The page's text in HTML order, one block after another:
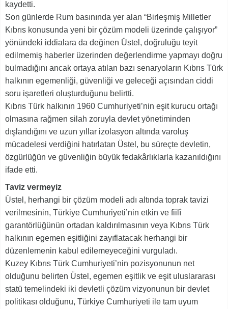
kaydetti.
Son günlerde Rum basınında yer alan “Birleşmiş Milletler
Kıbrıs konusunda yeni bir çözüm modeli üzerinde çalışıyor”
yönündeki iddialara da değinen Üstel, doğruluğu teyit
edilmemiş haberler üzerinden değerlendirme yapmayı doğru
bulmadığını ancak ortaya atılan bazı senaryoların Kıbrıs Türk
halkının egemenliği, güvenliği ve geleceği açısından ciddi
soru işaretleri oluşturduğunu belirtti.
Kıbrıs Türk halkının 1960 Cumhuriyeti’nin eşit kurucu ortağı
olmasına rağmen silah zoruyla devlet yönetiminden
dışlandığını ve uzun yıllar izolasyon altında varoluş
mücadelesi verdiğini hatırlatan Üstel, bu süreçte devletin,
özgürlüğün ve güvenliğin büyük fedakârlıklarla kazanıldığını
ifade etti.
Taviz vermeyiz
Üstel, herhangi bir çözüm modeli adı altında toprak tavizi
verilmesinin, Türkiye Cumhuriyeti’nin etkin ve fiilî
garantörlüğünün ortadan kaldırılmasının veya Kıbrıs Türk
halkının egemen eşitliğini zayıflatacak herhangi bir
düzenlemenin kabul edilemeyeceğini vurguladı.
Kuzey Kıbrıs Türk Cumhuriyeti’nin pozisyonunun net
olduğunu belirten Üstel, egemen eşitlik ve eşit uluslararası
statü temelindeki iki devletli çözüm vizyonunun bir devlet
politikası olduğunu, Türkiye Cumhuriyeti ile tam uyum